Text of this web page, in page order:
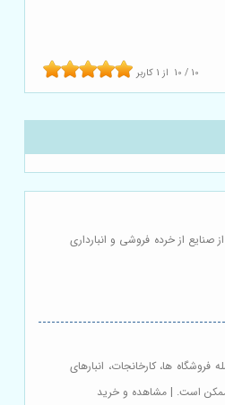
10 / 10 از 1 کاربر
از خرده فروشی و انبارداری
ها، کارخانجات، انبارهای
ممکن است. | مشاهده و خرید